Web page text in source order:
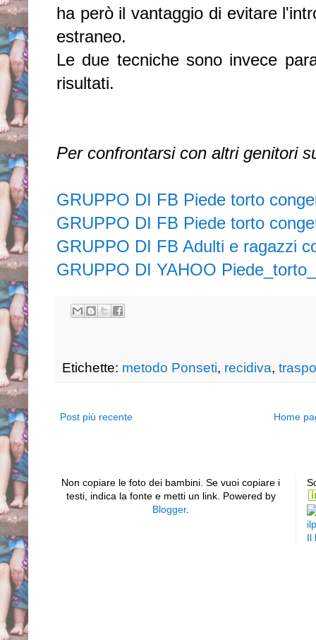
ha però il vantaggio di evitare
estraneo.
Le due tecniche sono invece
risultati.
Per confrontarsi con altri genitori
GRUPPO DI FB Piede torto
GRUPPO DI FB Piede torto
GRUPPO DI FB Adulti e ragazzi
GRUPPO DI YAHOO
Etichette: metodo Ponseti, recidiva,
Post più recente Home
Non copiare le foto dei bambini. Se vuoi copiare i
testi, indica la fonte e metti un link. Powered by
Blogger.
Il